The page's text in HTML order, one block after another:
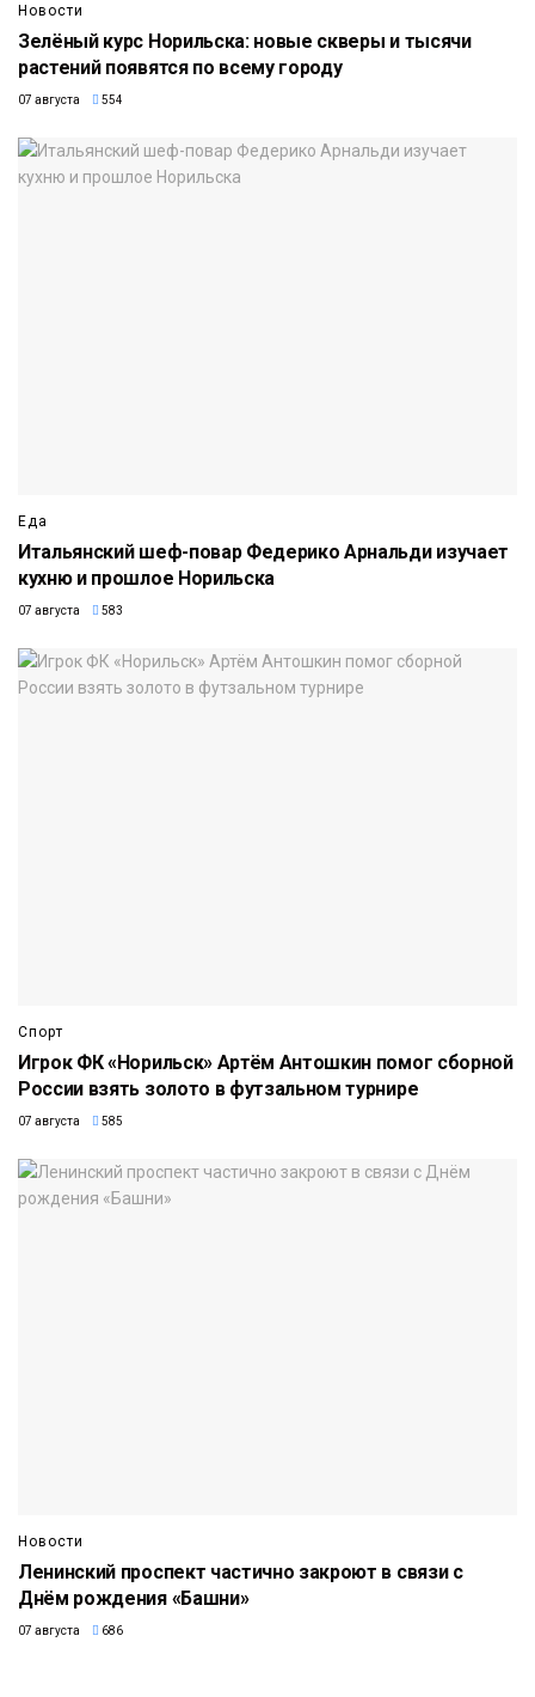
Новости
Зелёный курс Норильска: новые скверы и тысячи
растений появятся по всему городу
07 августа 554
Еда
Итальянский шеф-повар Федерико Арнальди изучает
кухню и прошлое Норильска
07 августа 583
Спорт
Игрок ФК «Норильск» Артём Антошкин помог сборной
России взять золото в футзальном турнире
07 августа 585
Новости
Ленинский проспект частично закроют в связи с
Днём рождения «Башни»
07 августа 686